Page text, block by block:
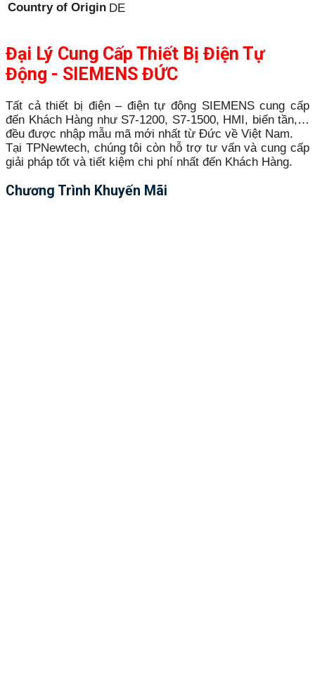
Country of Origin DE
Đại Lý Cung Cấp Thiết Bị Điện Tự
Động - SIEMENS ĐỨC
Tất cả thiết bị điện – điện tự động SIEMENS cung cấp
đến Khách Hàng như S7-1200, S7-1500, HMI, biến tần,…
đều được nhập mẫu mã mới nhất từ Đức về Việt Nam.
Tại TPNewtech, chúng tôi còn hỗ trợ tư vấn và cung cấp
giải pháp tốt và tiết kiệm chi phí nhất đến Khách Hàng.
Chương Trình Khuyến Mãi